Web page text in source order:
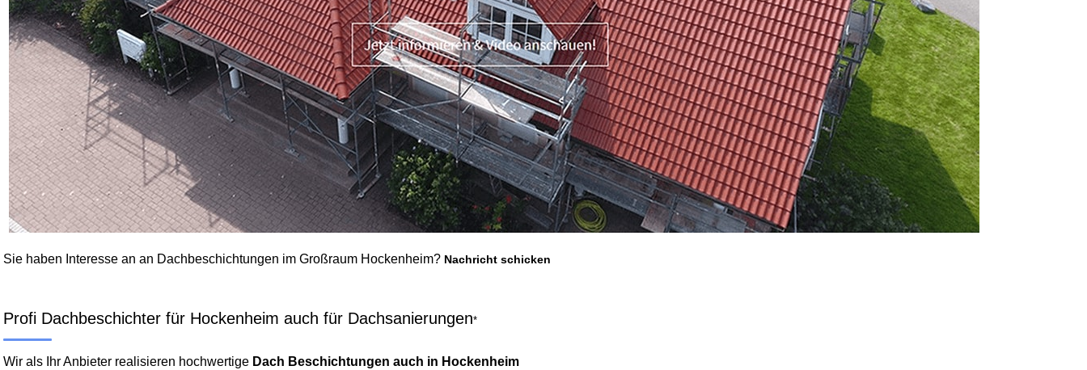
Sie haben Interesse an an Dachbeschichtungen im Großraum Hockenheim? Nachricht schicken
Profi Dachbeschichter für Hockenheim auch für Dachsanierungen*
Wir als Ihr Anbieter realisieren hochwertige Dach Beschichtungen auch in Hockenheim